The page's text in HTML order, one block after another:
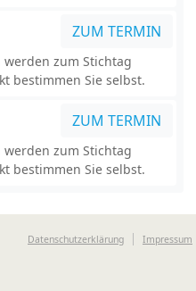
ZUM TERMIN
zum Stichtag
bestimmen Sie selbst.
ZUM TERMIN
zum Stichtag
bestimmen Sie selbst.
Datenschutzerklärung Impressum